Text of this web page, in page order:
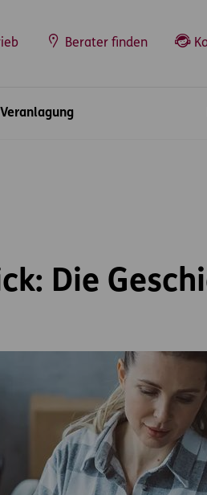
Berater finden
Die